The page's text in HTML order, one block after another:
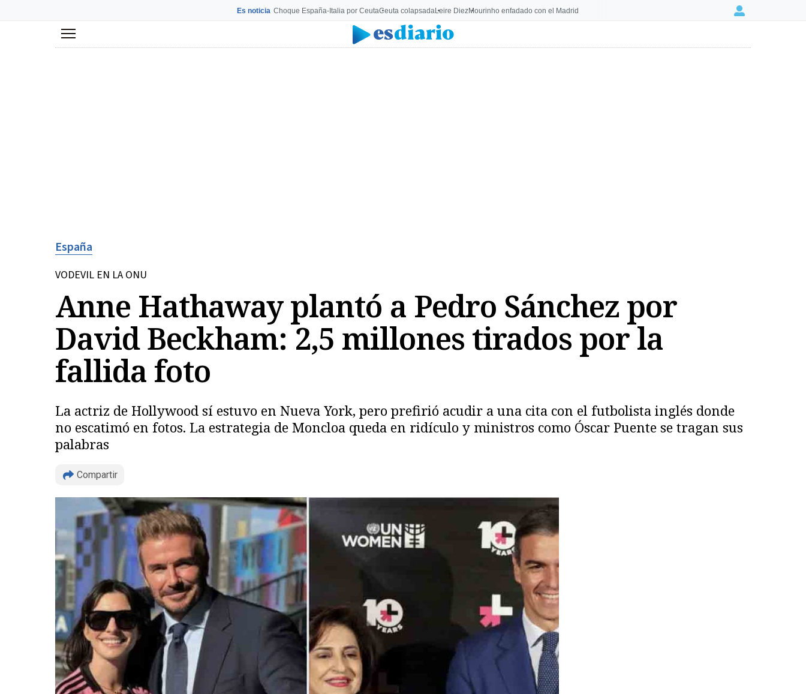
Es noticia Choque España-Italia por CeutaCeuta colapsadaLeire DiezMourinho enfadado con el Madrid Login
Menú
España
VODEVIL EN LA ONU
Anne Hathaway plantó a Pedro Sánchez por
David Beckham: 2,5 millones tirados por la
fallida foto
La actriz de Hollywood sí estuvo en Nueva York, pero prefirió acudir a una cita con el futbolista inglés donde
no escatimó en fotos. La estrategia de Moncloa queda en ridículo y ministros como Óscar Puente se tragan sus
palabras
Compartir